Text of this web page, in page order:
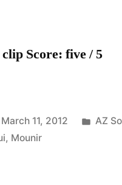
Score: five / 5
March 11, 2012
AZ
, Mounir